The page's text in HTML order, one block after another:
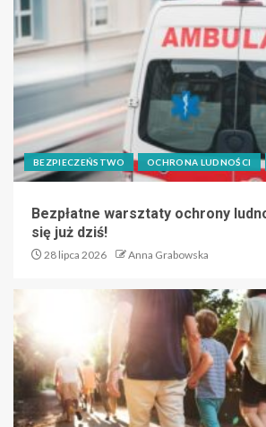
BEZPIECZEŃSTWO OCHRONA LUDNOŚCI
Bezpłatne warsztaty ochrony
się już dziś!
28 lipca 2026 Anna Grabowska